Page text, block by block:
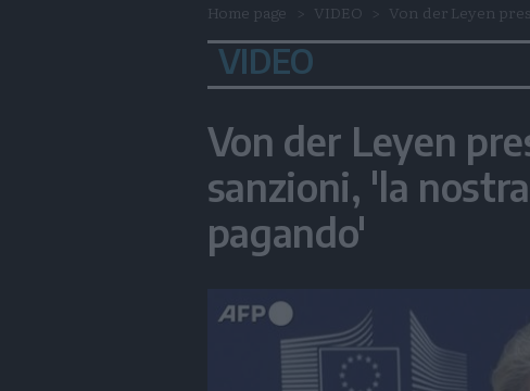
Home page VIDEO Von der Leyen
VIDEO
Von der Leyen
sanzioni, 'la
pagando'